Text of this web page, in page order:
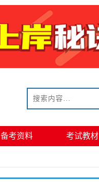
备考资料 考试教材